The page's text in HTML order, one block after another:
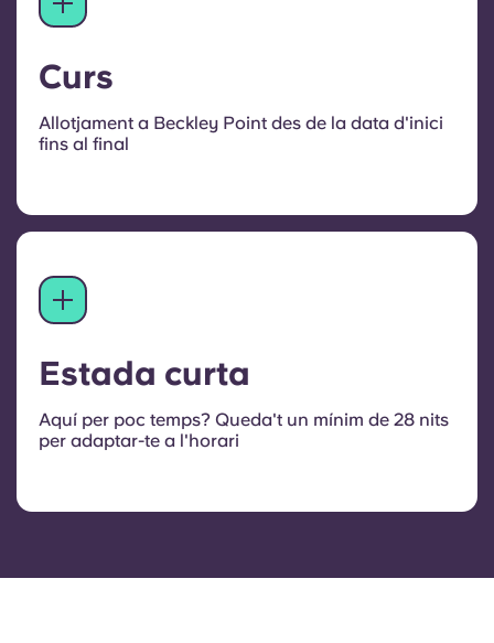
Curs
Allotjament a Beckley Point des de la data d'inici
fins al final
Estada curta
Aquí per poc temps? Queda't un mínim de 28 nits
per adaptar-te a l'horari